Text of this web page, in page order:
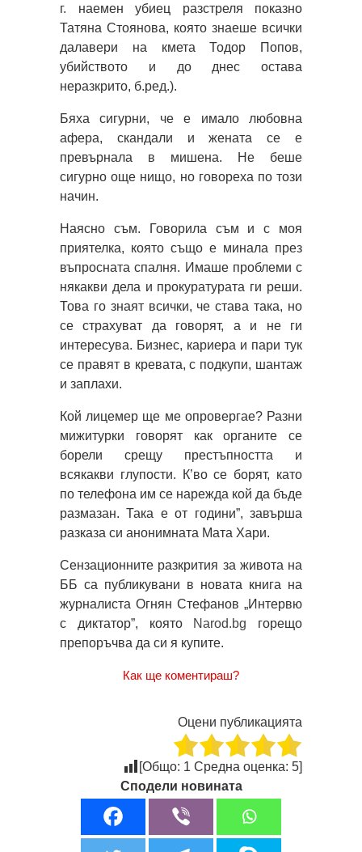
г. наемен убиец разстреля показно
Татяна Стоянова, която знаеше всички
далавери на кмета Тодор Попов,
убийството и до днес остава
неразкрито, б.ред.).
Бяха сигурни, че е имало любовна
афера, скандали и жената се е
превърнала в мишена. Не беше
сигурно още нищо, но говореха по този
начин.
Наясно съм. Говорила съм и с моя
приятелка, която също е минала през
въпросната спалня. Имаше проблеми с
някакви дела и прокуратурата ги реши.
Това го знаят всички, че става така, но
се страхуват да говорят, а и не ги
интересува. Бизнес, кариера и пари тук
се правят в кревата, с подкупи, шантаж
и заплахи.
Кой лицемер ще ме опровергае? Разни
мижитурки говорят как органите се
борели срещу престъпността и
всякакви глупости. К’во се борят, като
по телефона им се нарежда кой да бъде
размазан. Така е от години”, завърша
разказа си анонимната Мата Хари.
Сензационните разкрития за живота на
ББ са публикувани в новата книга на
журналиста Огнян Стефанов „Интервю
с диктатор”, която
Narod.bg горещо
препоръчва да си я купите.
Как ще коментираш?
Оцени публикацията
[Общо: 1 Средна оценка: 5]
Сподели новината